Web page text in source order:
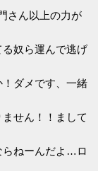
さん以上の力が
奴ら運んで逃げ
ダメです、一緒
せん！！まして
らねーんだよ…ロ